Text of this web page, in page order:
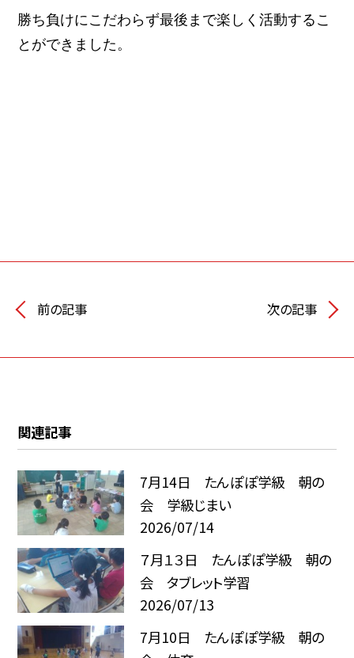
勝ち負けにこだわらず最後まで楽しく活動するこ
とができました。
前の記事 次の記事
関連記事
7月14日 たんぽぽ学級 朝の
会 学級じまい
2026/07/14
７月１３日 たんぽぽ学級 朝の
会 タブレット学習
2026/07/13
7月10日 たんぽぽ学級 朝の